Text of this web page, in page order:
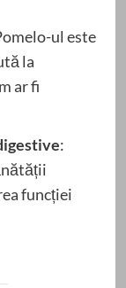
ul este
la
ar fi
:
funcției